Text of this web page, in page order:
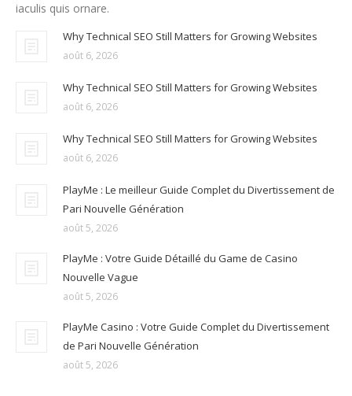
iaculis quis ornare.
Why Technical SEO Still Matters for Growing Websites
août 6, 2026
Why Technical SEO Still Matters for Growing Websites
août 6, 2026
Why Technical SEO Still Matters for Growing Websites
août 6, 2026
PlayMe : Le meilleur Guide Complet du Divertissement de
Pari Nouvelle Génération
août 5, 2026
PlayMe : Votre Guide Détaillé du Game de Casino
Nouvelle Vague
août 5, 2026
PlayMe Casino : Votre Guide Complet du Divertissement
de Pari Nouvelle Génération
août 5, 2026